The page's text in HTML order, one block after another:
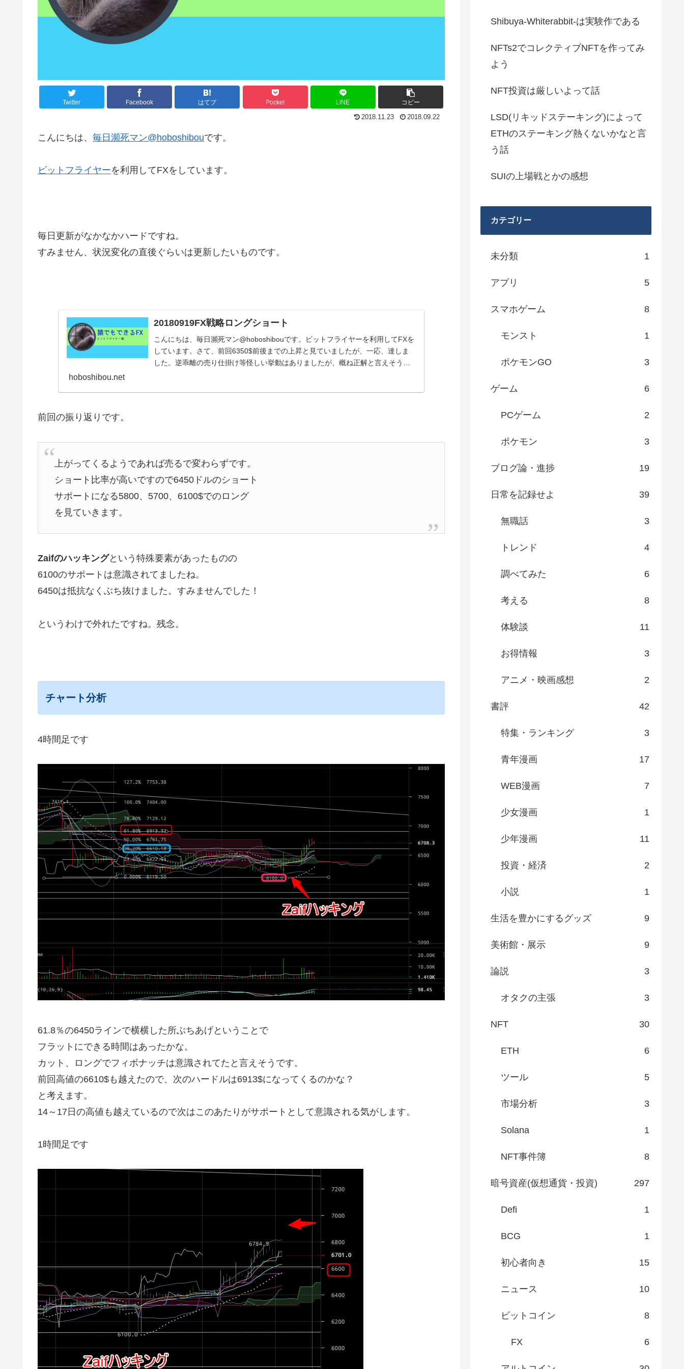
Twitter Facebook はてブ Pocket LINE コピー
2018.11.23 2018.09.22
こんにちは、 毎日瀕死マン@hoboshibouです。
ビットフライヤーを利用してFXをしています。
毎日更新がなかなかハードですね。
すみません、状況変化の直後ぐらいは更新したいものです。
20180919FX戦略ロングショート
こんにちは、毎日瀕死マン@hoboshibouです。ビットフライヤーを利用してFXを
しています。さて、前回6350$前後までの上昇と見ていましたが、一応、達しま
した。逆乖離の売り仕掛け等怪しい挙動はありましたが、概ね正解と言えそうで
hoboshibou.net
前回の振り返りです。
上がってくるようであれば売るで変わらずです。
ショート比率が高いですので6450ドルのショート
サポートになる5800、5700、6100$でのロング
を見ていきます。
Zaifのハッキングという特殊要素があったものの
6100のサポートは意識されてましたね。
6450は抵抗なくぶち抜けました。すみませんでした！
というわけで外れたですね。残念。
チャート分析
4時間足です
61.8％の6450ラインで横横した所ぶちあげということで
フラットにできる時間はあったかな。
カット、ロングでフィボナッチは意識されてたと言えそうです。
前回高値の6610$も越えたので、次のハードルは6913$になってくるのかな？
と考えます。
14～17日の高値も越えているので次はこのあたりがサポートとして意識される気がします。
1時間足です
Shibuya-Whiterabbit-は実験作である
NFTs2でコレクティブNFTを作ってみ
よう
NFT投資は厳しいよって話
LSD(リキッドステーキング)によって
ETHのステーキング熱くないかなと言
う話
SUIの上場戦とかの感想
カテゴリー
未分類 1
アプリ 5
スマホゲーム 8
モンスト 1
ポケモンGO 3
ゲーム 6
PCゲーム 2
ポケモン 3
ブログ論・進捗 19
日常を記録せよ 39
無職話 3
トレンド 4
調べてみた 6
考える 8
体験談 11
お得情報 3
アニメ・映画感想 2
書評 42
特集・ランキング 3
青年漫画 17
WEB漫画 7
少女漫画 1
少年漫画 11
投資・経済 2
小説 1
生活を豊かにするグッズ 9
美術館・展示 9
論説 3
オタクの主張 3
NFT 30
ETH 6
ツール 5
市場分析 3
Solana 1
NFT事件簿 8
暗号資産(仮想通貨・投資) 297
Defi 1
BCG 1
初心者向き 15
ニュース 10
ビットコイン 8
FX 6